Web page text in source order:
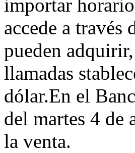
importar
accede a través
pueden
llamadas
dólar.En el
del martes 4 de
la venta.